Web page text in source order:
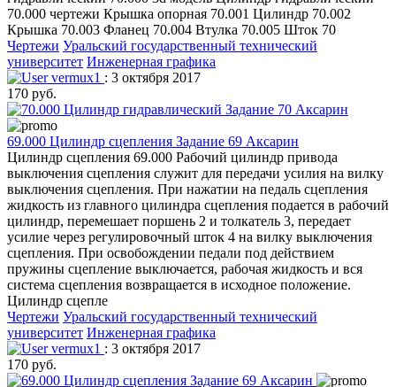
70.000 чертежи Крышка опорная 70.001 Цилиндр 70.002
Крышка 70.003 Фланец 70.004 Втулка 70.005 Шток 70
Чертежи Уральский государственный технический
университет Инженерная графика
vermux1 : 3 октября 2017
170 руб.
69.000 Цилиндр сцепления Задание 69 Аксарин
Цилиндр сцепления 69.000 Рабочий цилиндр привода
выключения сцепления служит для передачи усилия на вилку
выключения сцепления. При нажатии на педаль сцепления
жидкость из главного цилиндра сцепления подается в рабочий
цилиндр, перемешает поршень 2 и толкатель 3, передает
усилие через регулировочный шток 4 на вилку выключения
сцепления. При освобождении педали под действием
пружины сцепление выключается, рабочая жидкость и вся
система сцепления возвращается в исходное положение.
Цилиндр сцепле
Чертежи Уральский государственный технический
университет Инженерная графика
vermux1 : 3 октября 2017
170 руб.